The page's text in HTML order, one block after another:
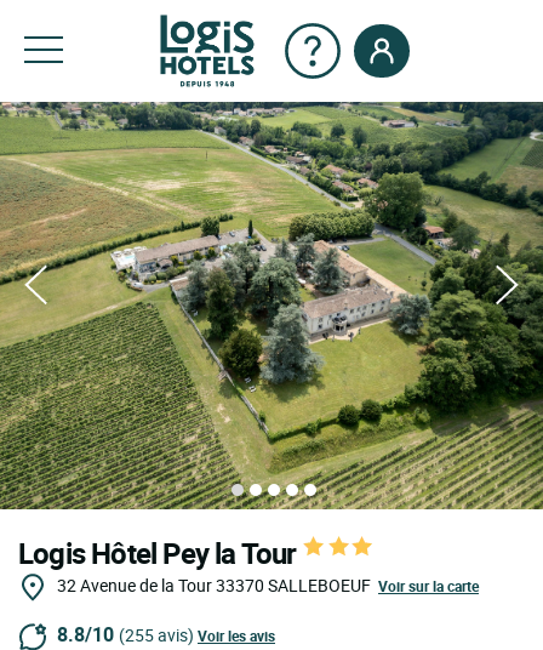
Logis Hôtel Pey la Tour
32 Avenue de la Tour33370 SALLEBOEUF Voir sur la carte
8.8/10 (255 avis) Voir les avis